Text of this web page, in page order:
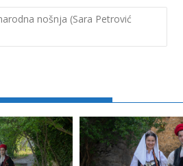
nošnja (Sara Petrović